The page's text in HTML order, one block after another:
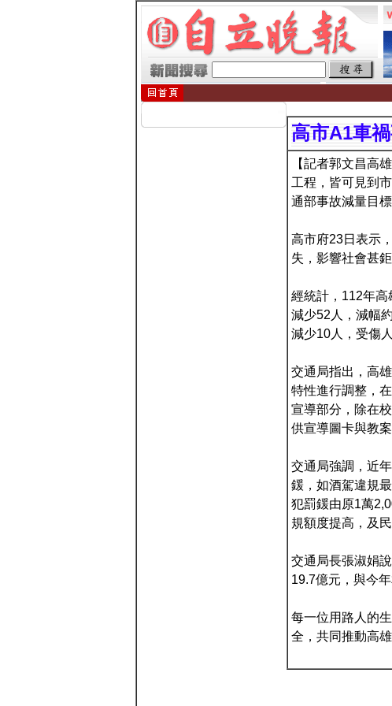
高市A1車
【記者郭文昌高
工程，皆可見到
通部事故減量目標
高市府23日表示
失，影響社會甚
經統計，112年
減少52人，減幅
減少10人，受傷
交通局指出，高
特性進行調整，
宣導部分，除在
供宣導圖卡與教
交通局強調，近
鍰，如酒駕違規
犯罰鍰由原1萬
規額度提高，及
交通局長張淑娟
19.7億元，與今
每一位用路人的
全，共同推動高